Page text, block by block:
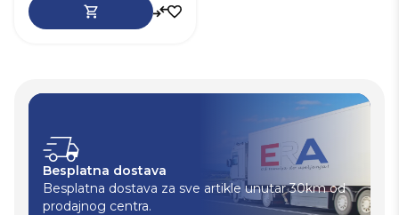
Besplatna dostava
Besplatna dostava za sve artikle unutar 30km od
prodajnog centra.